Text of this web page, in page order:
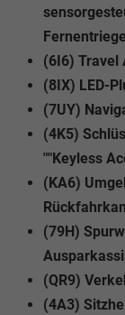
(6I6) Travel
(8IX) LED-
(7UY)
(4K5)
""Keyless
(KA6)
(79H)
(QR9)
(4A3)